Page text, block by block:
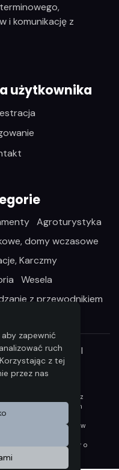
i komunikację z
użytkownika
Agroturystyka
domy wczasowe
Karczmy
Wesela
z przewodnikiem
©2026 StayIn.pl
na niniejszej stronie
autorskich, zgodnie z
autorskim i prawach
631 z późn. zm.).
z niniejszej strony w
pisemnej zgody
w/w materiały prosimy o
bok@stayin.pl
zapewnić
ruch
z tej
przez nas